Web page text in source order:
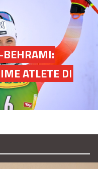
BEHRAMI:
ATLETE DI